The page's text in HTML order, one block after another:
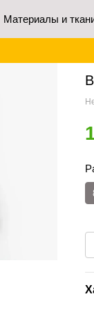
Материалы и